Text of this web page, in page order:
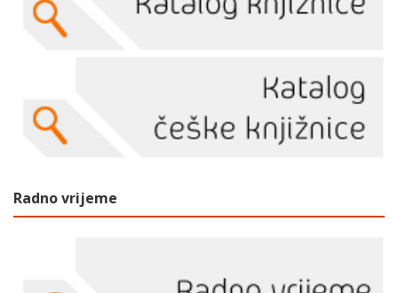
Radno vrijeme